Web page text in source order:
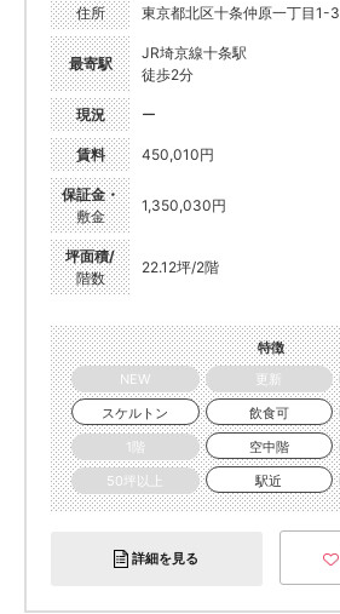
住所 東京都北区十条仲原一丁目1-3
最寄駅
JR埼京線十条駅
徒歩2分
現況 ー
賃料 450,010円
保証金・
敷金
1,350,030円
坪面積/
階数
22.12坪/2階
特徴
NEW
更新
スケルトン
飲食可
1階
空中階
50坪以上
駅近
詳細を見る